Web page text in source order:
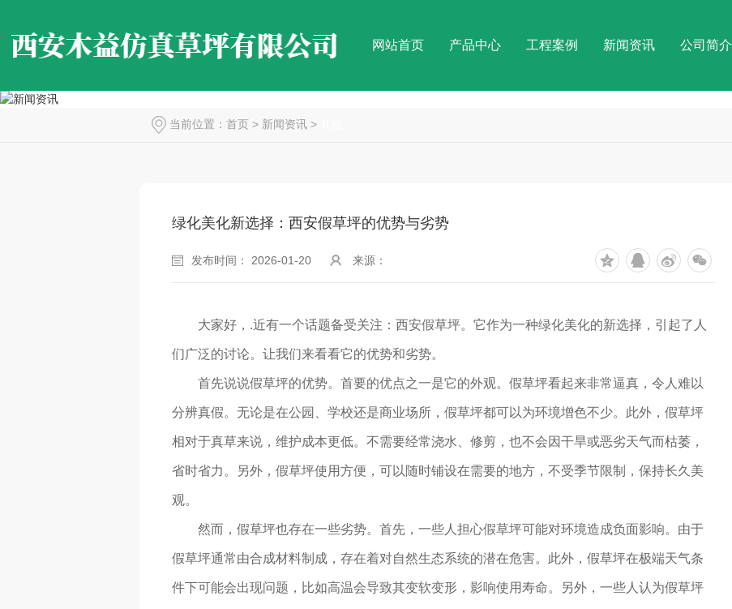
网站首页 产品中心 工程案例 新闻资讯 公司简介
当前位置： 首页 > 新闻资讯 >
绿化美化新选择：西安假草坪的优势与劣势
发布时间： 2026-01-20 来源：
大家好，.近有一个话题备受关注：西安假草坪。它作为一种绿化美化的新选择，引起了人
们广泛的讨论。让我们来看看它的优势和劣势。
首先说说假草坪的优势。首要的优点之一是它的外观。假草坪看起来非常逼真，令人难以
分辨真假。无论是在公园、学校还是商业场所，假草坪都可以为环境增色不少。此外，假草坪
相对于真草来说，维护成本更低。不需要经常浇水、修剪，也不会因干旱或恶劣天气而枯萎，
省时省力。另外，假草坪使用方便，可以随时铺设在需要的地方，不受季节限制，保持长久美
观。
然而，假草坪也存在一些劣势。首先，一些人担心假草坪可能对环境造成负面影响。由于
假草坪通常由合成材料制成，存在着对自然生态系统的潜在危害。此外，假草坪在极端天气条
件下可能会出现问题，比如高温会导致其变软变形，影响使用寿命。另外，一些人认为假草坪